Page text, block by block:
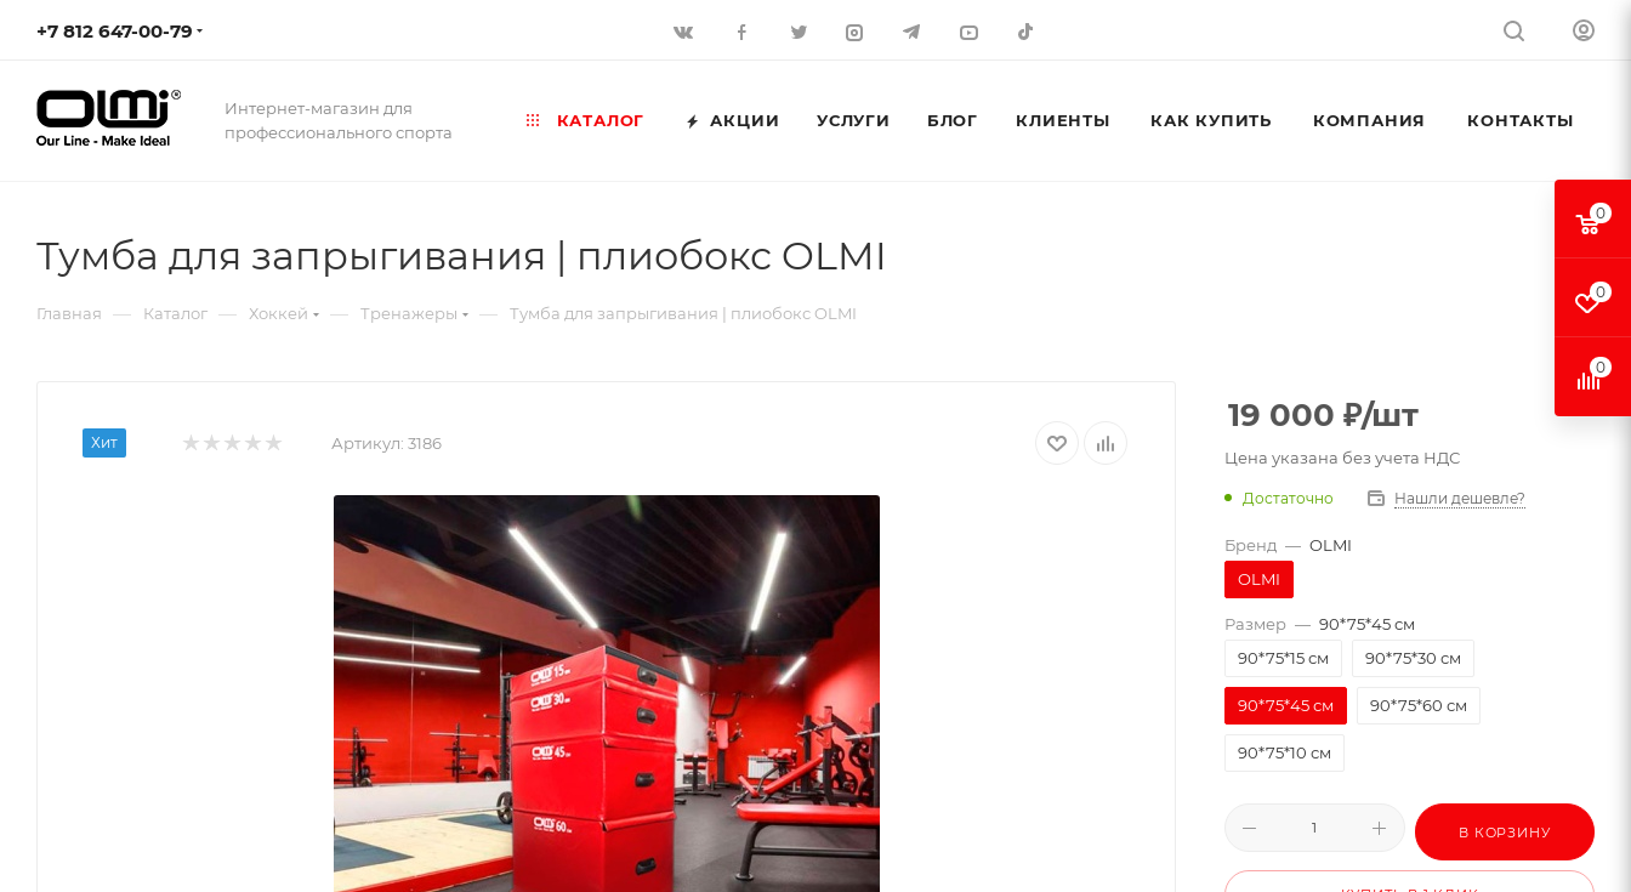
+7 812 647-00-79
Интернет-магазин для
профессионального спорта
КАТАЛОГ АКЦИИ УСЛУГИ БЛОГ КЛИЕНТЫ КАК КУПИТЬ КОМПАНИЯ КОНТАКТЫ
Тумба для запрыгивания | плиобокс OLMI
Главная — Каталог — Хоккей — Тренажеры — Тумба для запрыгивания | плиобокс OLMI
Хит Артикул: 3186
19 000 ₽/шт
Цена указана без учета НДС
Достаточно Нашли дешевле?
Бренд — OLMI
OLMI
Размер — 90*75*45 см
90*75*15 см
90*75*30 см
90*75*45 см 90*75*60 см
90*75*10 см
В КОРЗИНУ
0
0
0